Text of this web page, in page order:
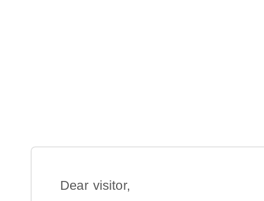
Dear visitor,​